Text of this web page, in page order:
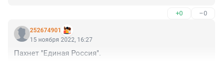
+0 –0
252674901
15 ноября 2022, 16:27
Пахнет "Единая Россия".